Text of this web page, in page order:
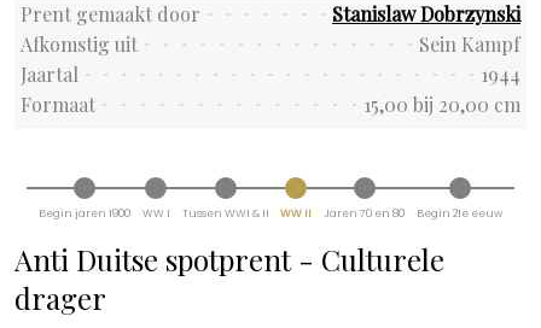
Prent gemaakt door
Stanislaw Dobrzynski
Afkomstig uit
Sein Kampf
Jaartal
1944
Formaat
15,00 bij 20,00 cm
Begin jaren 1900 WW I Tussen WWI & II WW II Jaren 70 en 80 Begin 21e eeuw
Anti Duitse spotprent - Culturele
drager